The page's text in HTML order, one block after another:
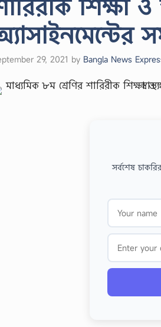
29, 2021 by Bangla News
সর্বশেষ